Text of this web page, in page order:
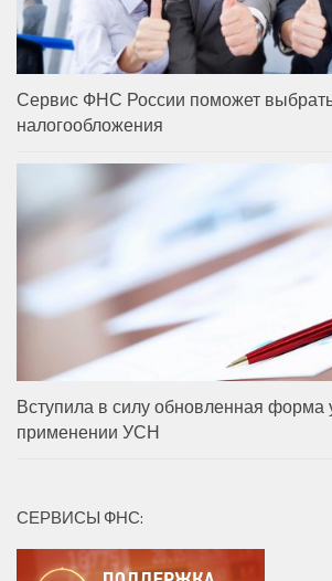
Сервис ФНС России поможет
налогообложения
Вступила в силу обновленная
применении УСН
СЕРВИСЫ ФНС: